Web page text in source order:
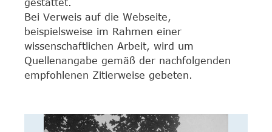
gestattet.
Bei Verweis auf die Webseite,
beispielsweise im Rahmen einer
wissenschaftlichen Arbeit, wird um
Quellenangabe gemäß der nachfolgenden
empfohlenen Zitierweise gebeten.